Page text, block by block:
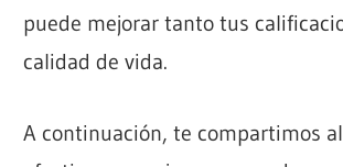
puede mejorar tanto tus
calidad de vida.
A continuación, te compartimos